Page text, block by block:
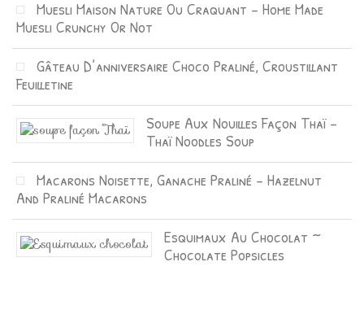
Muesli Maison Nature Ou Craquant – Home Made
Muesli Crunchy Or Not
Gâteau D’anniversaire Choco Praliné, Croustillant
Feuilletine
Soupe Aux Nouilles Façon Thaï –
Thaï Noodles Soup
Macarons Noisette, Ganache Praliné – Hazelnut
And Praliné Macarons
Esquimaux Au Chocolat ~
Chocolate Popsicles